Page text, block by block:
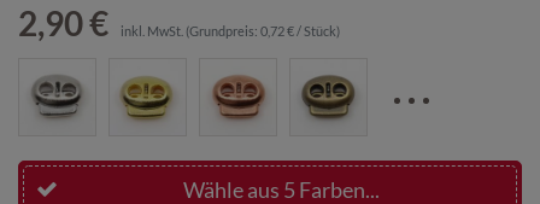
2,90 € inkl. MwSt. (Grundpreis: 0,72 € / Stück)
Wähle aus 5 Farben...